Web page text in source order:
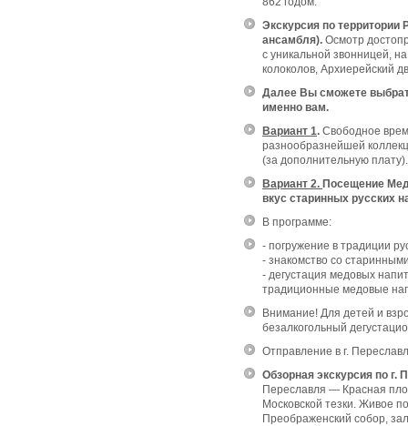
Экскурсия по территории
ансамбля). Осмотр
с уникальной звонницей,
колоколов, Архиерейский
Далее Вы сможете
именно вам.
Вариант 1. Свободное
разнообразнейшей
(за дополнительную плату).
Вариант 2. Посещение
вкус старинных русских
В программе:
- погружение в традиции
- знакомство со
- дегустация медовых
традиционные медовые
Внимание! Для детей и
безалкогольный
Отправление в г.
Обзорная экскурсия по г.
Переславля — Красная
Московской тезки. Живое
Преображенский собор,